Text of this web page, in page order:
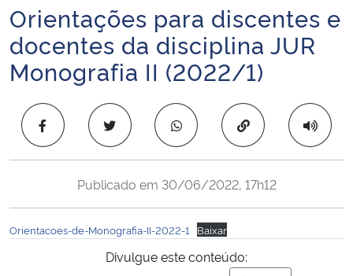
Ministério da Infraestrutura
Ministério da Agricultura, Pecuária e Abastecimento
Ministério da Cidadania
Ministério da Ciência, Tecnologia, Inovações e Comunicações
Início do conteúdo
Orientações para discentes e
docentes da disciplina JUR
Monografia II (2022/1)
Copiar para área
Publicado em 30/06/2022, 17h12
Orientacoes-de-Monografia-II-2022-1 Baixar
Divulgue este conteúdo: